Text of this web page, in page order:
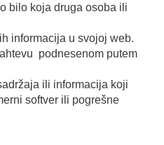
bilo koja druga osoba ili
informacija u svojoj web.
podnesenom putem
ili informacija koji
softver ili pogrešne